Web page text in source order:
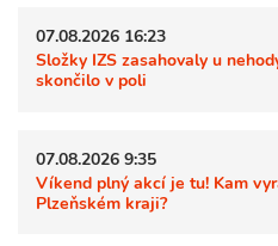
07.08.2026 16:23
Složky IZS zasahovaly u
skončilo v poli
07.08.2026 9:35
Víkend plný akcí je tu! Kam
Plzeňském kraji?